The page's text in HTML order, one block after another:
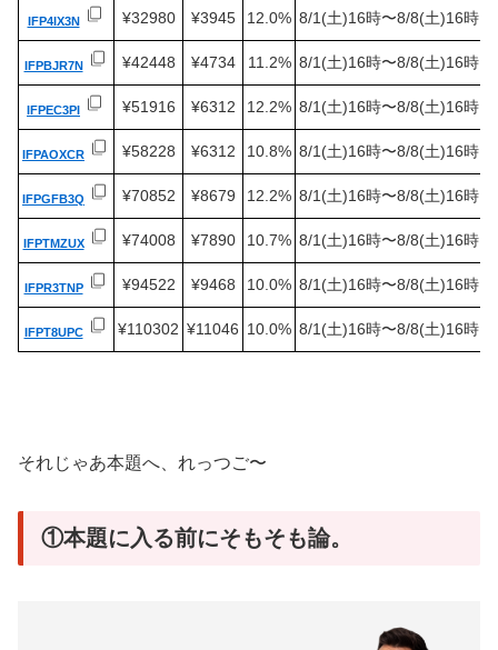
IFP4IX3N ¥32980 ¥3945 12.0% 8/1(土)16時〜8/8(土)16時
IFPBJR7N ¥42448 ¥4734 11.2% 8/1(土)16時〜8/8(土)16時
IFPEC3PI ¥51916 ¥6312 12.2% 8/1(土)16時〜8/8(土)16時
IFPAOXCR ¥58228 ¥6312 10.8% 8/1(土)16時〜8/8(土)16時
IFPGFB3Q ¥70852 ¥8679 12.2% 8/1(土)16時〜8/8(土)16時
IFPTMZUX ¥74008 ¥7890 10.7% 8/1(土)16時〜8/8(土)16時
IFPR3TNP ¥94522 ¥9468 10.0% 8/1(土)16時〜8/8(土)16時
IFPT8UPC ¥110302 ¥11046 10.0% 8/1(土)16時〜8/8(土)16時
それじゃあ本題へ、れっつご〜
①本題に入る前にそもそも論。